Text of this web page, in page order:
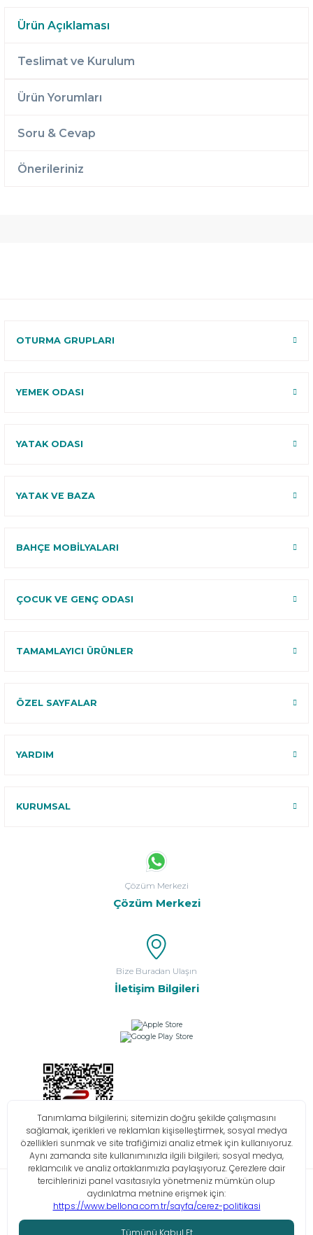
Ürün Açıklaması
Teslimat ve Kurulum
Ürün Yorumları
Soru & Cevap
Önerileriniz
OTURMA GRUPLARI
YEMEK ODASI
YATAK ODASI
YATAK VE BAZA
BAHÇE MOBİLYALARI
ÇOCUK VE GENÇ ODASI
TAMAMLAYICI ÜRÜNLER
ÖZEL SAYFALAR
YARDIM
KURUMSAL
Çözüm Merkezi
Çözüm Merkezi
Bize Buradan Ulaşın
İletişim Bilgileri
Bilgi Toplumu Hizmetleri KVKK Çerez Politikası İşlem Rehberi